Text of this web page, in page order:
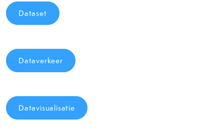
Dataset
Dataverkeer
Datavisualisatie